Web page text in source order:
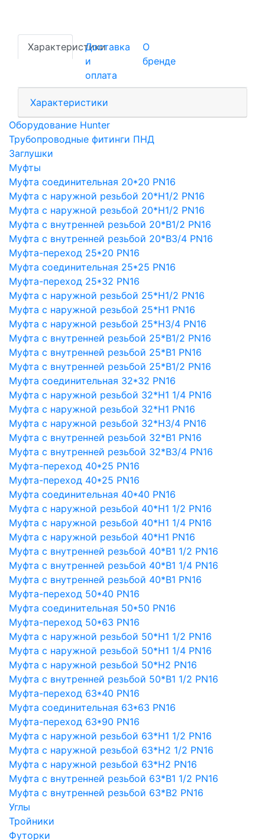
ХарактеристикиДоставка
и
оплата
О
бренде
Характеристики
Оборудование Hunter
Трубопроводные фитинги ПНД
Заглушки
Муфты
Муфта соединительная 20*20 PN16
Муфта с наружной резьбой 20*Н1/2 PN16
Муфта с наружной резьбой 20*Н1/2 PN16
Муфта с внутренней резьбой 20*В1/2 PN16
Муфта с внутренней резьбой 20*В3/4 PN16
Муфта-переход 25*20 PN16
Муфта соединительная 25*25 PN16
Муфта-переход 25*32 PN16
Муфта с наружной резьбой 25*Н1/2 PN16
Муфта с наружной резьбой 25*Н1 PN16
Муфта с наружной резьбой 25*Н3/4 PN16
Муфта с внутренней резьбой 25*В1/2 PN16
Муфта с внутренней резьбой 25*В1 PN16
Муфта с внутренней резьбой 25*В1/2 PN16
Муфта соединительная 32*32 PN16
Муфта с наружной резьбой 32*Н1 1/4 PN16
Муфта с наружной резьбой 32*Н1 PN16
Муфта с наружной резьбой 32*Н3/4 PN16
Муфта с внутренней резьбой 32*В1 PN16
Муфта с внутренней резьбой 32*В3/4 PN16
Муфта-переход 40*25 PN16
Муфта-переход 40*25 PN16
Муфта соединительная 40*40 PN16
Муфта с наружной резьбой 40*Н1 1/2 PN16
Муфта с наружной резьбой 40*Н1 1/4 PN16
Муфта с наружной резьбой 40*Н1 PN16
Муфта с внутренней резьбой 40*В1 1/2 PN16
Муфта с внутренней резьбой 40*В1 1/4 PN16
Муфта с внутренней резьбой 40*В1 PN16
Муфта-переход 50*40 PN16
Муфта соединительная 50*50 PN16
Муфта-переход 50*63 PN16
Муфта с наружной резьбой 50*Н1 1/2 PN16
Муфта с наружной резьбой 50*Н1 1/4 PN16
Муфта с наружной резьбой 50*Н2 PN16
Муфта с внутренней резьбой 50*В1 1/2 PN16
Муфта-переход 63*40 PN16
Муфта соединительная 63*63 PN16
Муфта-переход 63*90 PN16
Муфта с наружной резьбой 63*Н1 1/2 PN16
Муфта с наружной резьбой 63*Н2 1/2 PN16
Муфта с наружной резьбой 63*Н2 PN16
Муфта с внутренней резьбой 63*В1 1/2 PN16
Муфта с внутренней резьбой 63*В2 PN16
Углы
Тройники
Футорки